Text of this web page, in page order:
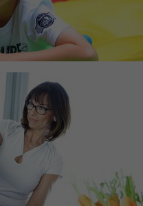
1
die Besucher nach
oder Interessen und nutzt
des Google Tag
gezielte
zu vereinfachen.